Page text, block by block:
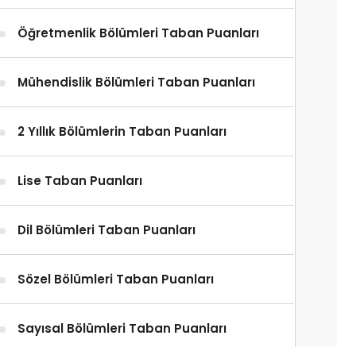
Öğretmenlik Bölümleri Taban Puanları
Mühendislik Bölümleri Taban Puanları
2 Yıllık Bölümlerin Taban Puanları
Lise Taban Puanları
Dil Bölümleri Taban Puanları
Sözel Bölümleri Taban Puanları
Sayısal Bölümleri Taban Puanları